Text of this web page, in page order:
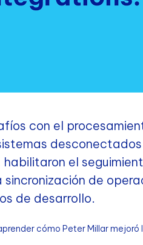
con el
habilitaron el
de
de desarrollo.
cómo Peter Millar